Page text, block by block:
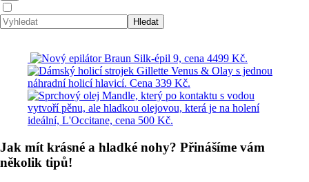
Jak mít krásné a hladké nohy? Přinášíme vám
několik tipů!